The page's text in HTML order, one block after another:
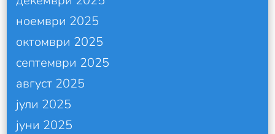
ноември 2025
октомври 2025
септември 2025
август 2025
јули 2025
јуни 2025